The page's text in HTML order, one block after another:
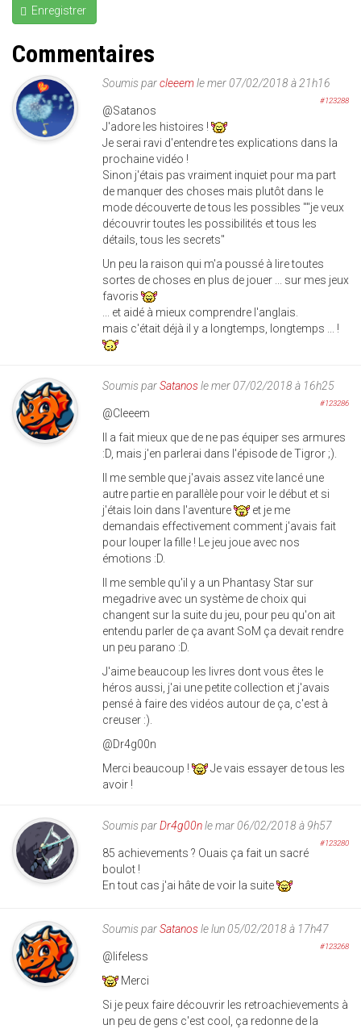
Enregistrer
Commentaires
Soumis parcleeemle mer 07/02/2018 à 21h16
#123288
@Satanos
J'adore les histoires !
Je serai ravi d'entendre tes explications dans la
prochaine vidéo !
Sinon j'étais pas vraiment inquiet pour ma part
de manquer des choses mais plutôt dans le
mode découverte de tous les possibles ""je veux
découvrir toutes les possibilités et tous les
détails, tous les secrets"
Un peu la raison qui m'a poussé à lire toutes
sortes de choses en plus de jouer ... sur mes jeux
favoris
... et aidé à mieux comprendre l'anglais.
mais c'était déjà il y a longtemps, longtemps ... !
Soumis parSatanosle mer 07/02/2018 à 16h25
#123286
@Cleeem
Il a fait mieux que de ne pas équiper ses armures
:D, mais j'en parlerai dans l'épisode de Tigror ;).
Il me semble que j'avais assez vite lancé une
autre partie en parallèle pour voir le début et si
j'étais loin dans l'aventure
et je me
demandais effectivement comment j'avais fait
pour louper la fille ! Le jeu joue avec nos
émotions :D.
Il me semble qu'il y a un Phantasy Star sur
megadrive avec un système de choix qui
changent sur la suite du jeu, pour peu qu'on ait
entendu parler de ça avant SoM ça devait rendre
un peu parano :D.
J'aime beaucoup les livres dont vous êtes le
héros aussi, j'ai une petite collection et j'avais
pensé à faire des vidéos autour de ça, c'est à
creuser :).
@Dr4g00n
Merci beaucoup !
Je vais essayer de tous les
avoir !
Soumis parDr4g00nle mar 06/02/2018 à 9h57
#123280
85 achievements ? Ouais ça fait un sacré
boulot !
En tout cas j'ai hâte de voir la suite
Soumis parSatanosle lun 05/02/2018 à 17h47
#123268
@lifeless
Merci
Si je peux faire découvrir les retroachievements à
un peu de gens c'est cool, ça redonne de la